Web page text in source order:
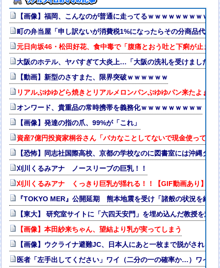
【画像】福岡、こんなのが普通に走ってるｗｗｗｗｗｗｗｗｗｗ
町の弁当屋「申し訳ないが消費税1%になったらその分商品代を
元日向坂46・松田好花、食中毒で「腹痛とおう吐と下痢が止ま
大阪のホテル、ヤバすぎて大炎上…「大阪の洗礼を受けました」
【動画】新型のさすまた、限界突破ｗｗｗｗｗｗ
リアルぷゆゆどら焼きとリアルメロンパンぷゆゆパン来たよぉ🥺
オンワード、貴重品の常時携帯を義務化ｗｗｗｗｗｗｗｗｗ
【画像】発達の指の爪、99%が「これ」
資産7億円投資家桐谷さん「バカなことしてないで現金使って好
【恐怖】同志社国際高校、京都の学校なのに図書室には沖縄タ
刈川くるみアナ ノースリーブの巨乳！！
刈川くるみアナ くっきり巨乳が揺れる！！【GIF動画あり】
『TOKYO MER』公開延期 熊本地震を受け「諸般の状況を総
【東大】 研究室サイトに「六四天安門」を埋め込んだ教授を懲
【画像】本田紗来ちゃん、望結より乳が実ってしまう
【画像】ウクライナ避難JC、日本人にあと一枚まで脱がされる
医者「左手出してください」ワイ（二分の一の確率か…）ワイ